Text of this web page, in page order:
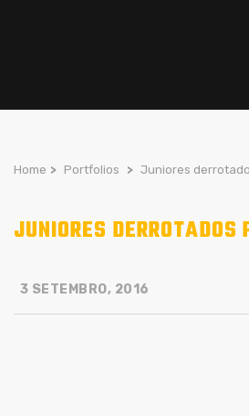
Home > Portfolios > Juniores
JUNIORES
3 SETEMBRO, 2016